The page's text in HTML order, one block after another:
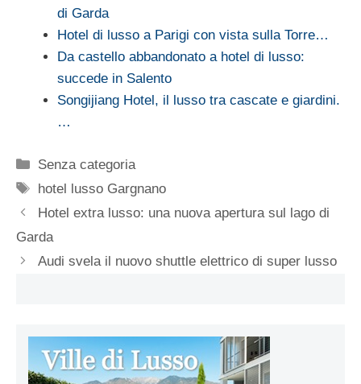
di Garda
Hotel di lusso a Parigi con vista sulla Torre…
Da castello abbandonato a hotel di lusso:
succede in Salento
Songijiang Hotel, il lusso tra cascate e giardini.
…
Categorie
Senza categoria
Tag
hotel lusso Gargnano
Hotel extra lusso: una nuova apertura sul lago di
Garda
Audi svela il nuovo shuttle elettrico di super lusso